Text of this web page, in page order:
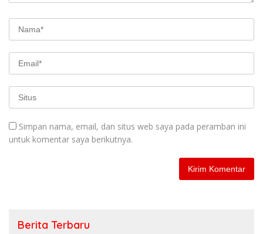
Simpan nama, email, dan situs web saya pada peramban ini
untuk komentar saya berikutnya.
Berita Terbaru